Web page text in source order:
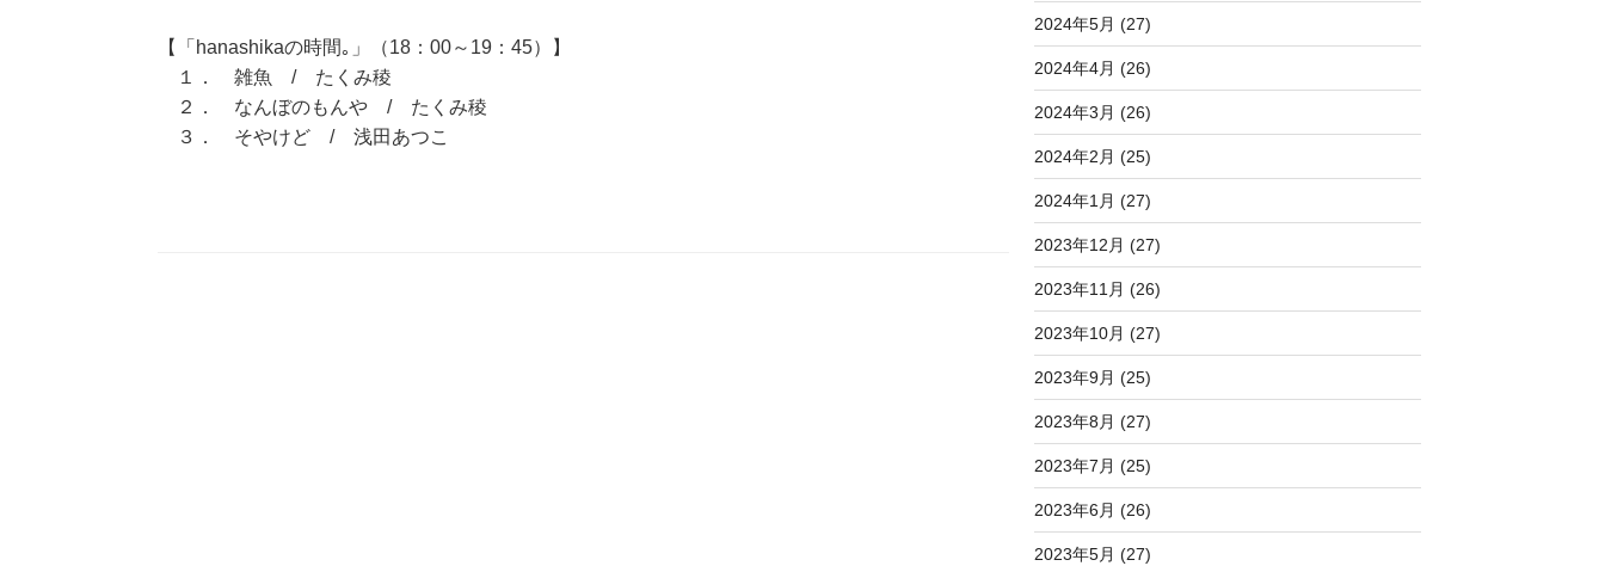
【「hanashikaの時間｡」（18：00～19：45）】
１． 雑魚 / たくみ稜
２． なんぼのもんや / たくみ稜
３． そやけど / 浅田あつこ
2024年5月 (27)
2024年4月 (26)
2024年3月 (26)
2024年2月 (25)
2024年1月 (27)
2023年12月 (27)
2023年11月 (26)
2023年10月 (27)
2023年9月 (25)
2023年8月 (27)
2023年7月 (25)
2023年6月 (26)
2023年5月 (27)